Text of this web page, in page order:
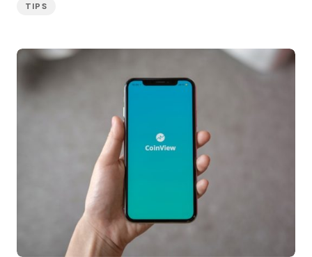
TIPS